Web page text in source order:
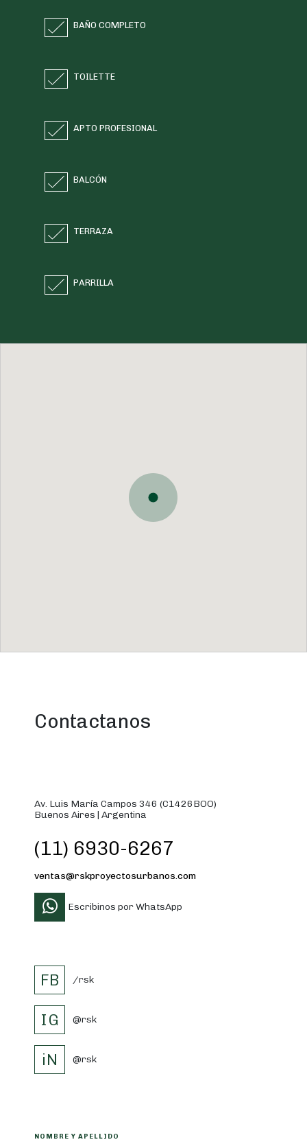
BAÑO COMPLETO
TOILETTE
APTO PROFESIONAL
BALCÓN
TERRAZA
PARRILLA
Contactanos
Av. Luis María Campos 346 (C1426BOO)
Buenos Aires | Argentina
(11) 6930-6267
ventas@rskproyectosurbanos.com
Escribinos por WhatsApp
FB /rsk
IG @rsk
iN @rsk